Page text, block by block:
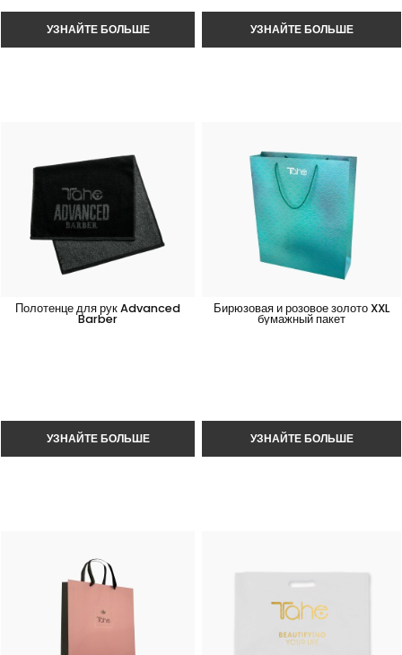
Полотенце для рук Advanced
Barber
Бирюзовая и розовое золото XXL
бумажный пакет